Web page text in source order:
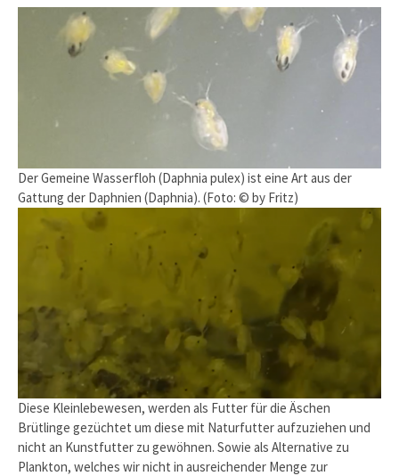
Der Gemeine Wasserfloh (Daphnia pulex) ist eine Art aus der
Gattung der Daphnien (Daphnia). (Foto: © by Fritz)
Diese Kleinlebewesen, werden als Futter für die Äschen
Brütlinge gezüchtet um diese mit Naturfutter aufzuziehen und
nicht an Kunstfutter zu gewöhnen. Sowie als Alternative zu
Plankton, welches wir nicht in ausreichender Menge zur